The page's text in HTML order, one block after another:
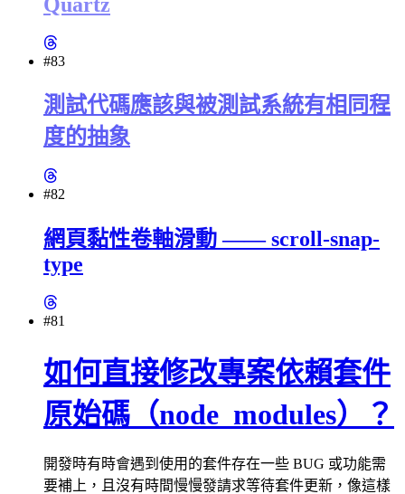
#83
測試代碼應該與被測試系統有相同程
度的抽象
#82
網頁黏性卷軸滑動 —— scroll-snap-
type
#81
如何直接修改專案依賴套件
原始碼（node_modules）？
開發時有時會遇到使用的套件存在一些 BUG 或功能需
要補上，且沒有時間慢慢發請求等待套件更新，像這樣